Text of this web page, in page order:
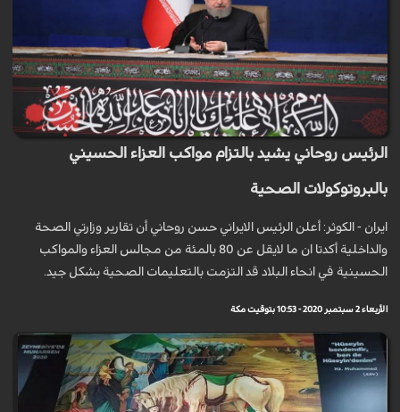
الرئيس روحاني يشيد بالتزام مواكب العزاء الحسيني
بالبروتوكولات الصحية
ايران - الكوثر: أعلن الرئيس الايراني حسن روحاني أن تقارير وزارتي الصحة
والداخلية أكدتا ان ما لايقل عن 80 بالمئة من مجالس العزاء والمواكب
الحسينية في انحاء البلاد قد التزمت بالتعليمات الصحية بشكل جيد.
الأربعاء 2 سبتمبر 2020 - 10:53 بتوقيت مكة